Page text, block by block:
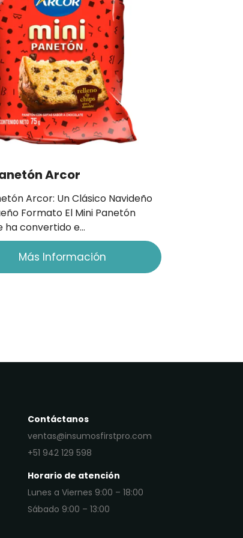
Arcor
Arcor: Un Clásico Navideño
Formato El Mini Panetón
ha convertido e…
Más Información
Contáctanos
ventas@insumosfirstpro.com
+51 942 129 598
Horario de atención
Lunes a Viernes 9:00 – 18:00
Sábado 9:00 – 13:00